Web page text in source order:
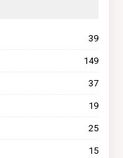
39
149
37
19
25
15